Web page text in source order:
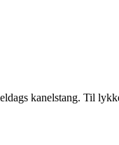
kanelstang. Til